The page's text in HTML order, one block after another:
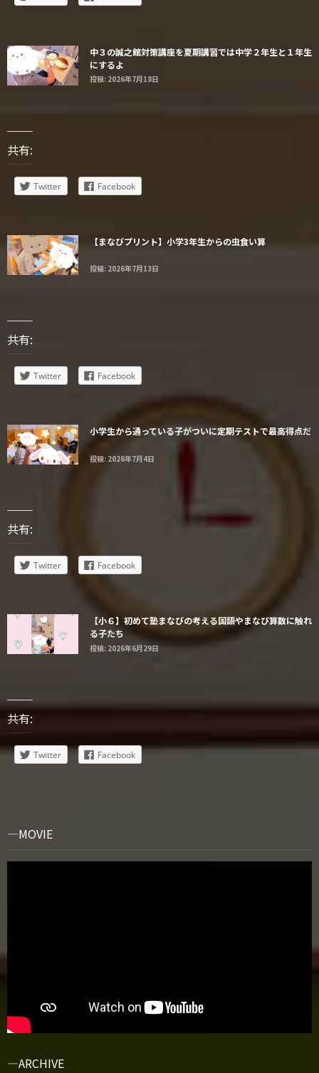
中３の誠之館対策講座を夏期講習では中学２年生と１年生
にするよ
投稿: 2026年7月18日
共有:
Twitter Facebook
【まなびプリント】小学3年生からの虫食い算
投稿: 2026年7月13日
共有:
Twitter Facebook
小学生から通っている子がついに定期テストで最高得点だ
投稿: 2026年7月4日
共有:
Twitter Facebook
【小６】初めて塾まなびの考える国語やまなび算数に触れ
る子たち
投稿: 2026年6月29日
共有:
Twitter Facebook
MOVIE
ARCHIVE